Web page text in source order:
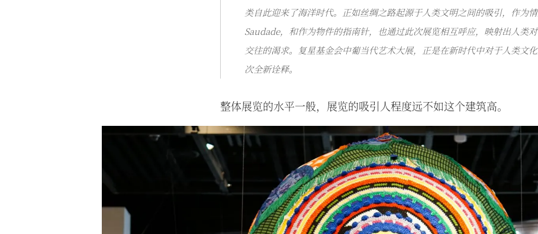
类自此迎来了海洋时代。正如丝绸之路起源于人类文明之间的吸引，作为
Saudade，和作为物件的指南针，也通过此次展览相互呼应，映射出人类
交往的渴求。复星基金会中葡当代艺术大展，正是在新时代中对于人类文
次全新诠释。
整体展览的水平一般，展览的吸引人程度远不如这个建筑高。